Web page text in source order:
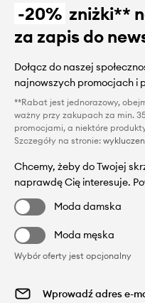
-20% zniżki**
za zapis do
Dołącz do naszej
najnowszych promocjach i
**Rabat jest jednorazowy,
ważny przy zakupach za min.
promocjami, a niektóre
Szczegóły na stronie:
Chcemy, żeby do Twojej
naprawdę Cię interesuje.
Moda damska
Moda męska
Wybór oferty jest opcjonalny